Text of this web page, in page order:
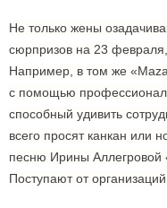
Не только жены
сюрпризов на 23
Например, в том же
с помощью
способный удивить
всего просят канкан или
песню Ирины Аллегровой
Поступают от